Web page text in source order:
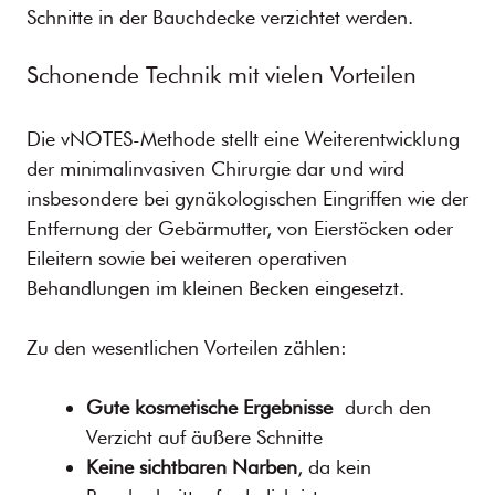
Schnitte in der Bauchdecke verzichtet werden.
Schonende Technik mit vielen Vorteilen
Die vNOTES-Methode stellt eine Weiterentwicklung
der minimalinvasiven Chirurgie dar und wird
insbesondere bei gynäkologischen Eingriffen wie der
Entfernung der Gebärmutter, von Eierstöcken oder
Eileitern sowie bei weiteren operativen
Behandlungen im kleinen Becken eingesetzt.
Zu den wesentlichen Vorteilen zählen:
Gute kosmetische Ergebnissedurch den
Verzicht auf äußere Schnitte
Keine sichtbaren Narben, da kein